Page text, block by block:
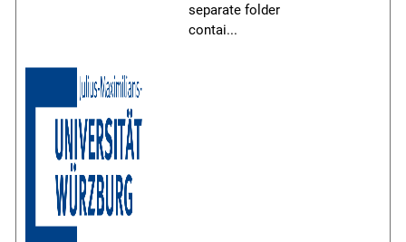
separate folder
contai...